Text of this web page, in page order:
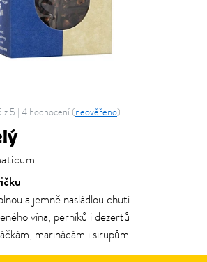
z 5 | 4 hodnocení (neověřeno)
a jemně nasládlou chutí
vína, perníků i dezertů
marinádám i sirupům